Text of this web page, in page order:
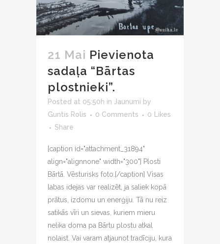
21 Mai Pievienota
sadaļa “Bārtas
plostnieki”.
Posted at 05:50h in Jaunumi by
Guntis Rolis
0 Comments 0 Likes
Share
[caption id="attachment_31894"
align="alignnone" width="300"] Plosti
Bārtā. Vēsturisks foto.[/caption] Visas
labas idejas var realizēt, ja saliek kopā
prātus, izdomu un enerģiju. Tā nu reiz
satikās vīri un sievas, kuriem mieru
nelika doma pa Bārtu plostu atkal
nolaist. Vai varam atjaunot tradīciju, kura